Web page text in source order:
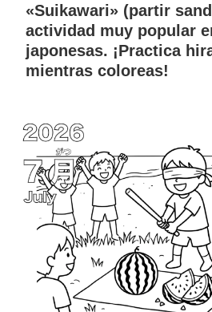
«Suikawari» (partir
actividad muy popular
japonesas. ¡Practica
mientras coloreas!